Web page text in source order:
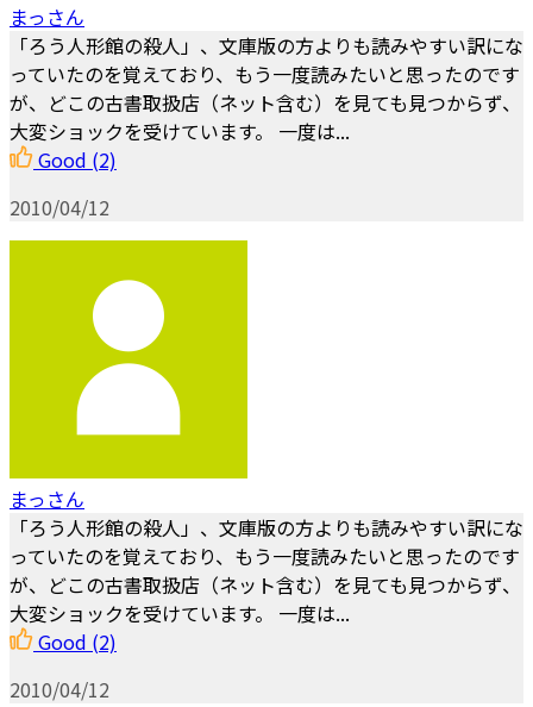
まっさん
「ろう人形館の殺人」、文庫版の方よりも読みやすい訳にな
っていたのを覚えており、もう一度読みたいと思ったのです
が、どこの古書取扱店（ネット含む）を見ても見つからず、
大変ショックを受けています。 一度は...
Good (2)
2010/04/12
まっさん
「ろう人形館の殺人」、文庫版の方よりも読みやすい訳にな
っていたのを覚えており、もう一度読みたいと思ったのです
が、どこの古書取扱店（ネット含む）を見ても見つからず、
大変ショックを受けています。 一度は...
Good (2)
2010/04/12